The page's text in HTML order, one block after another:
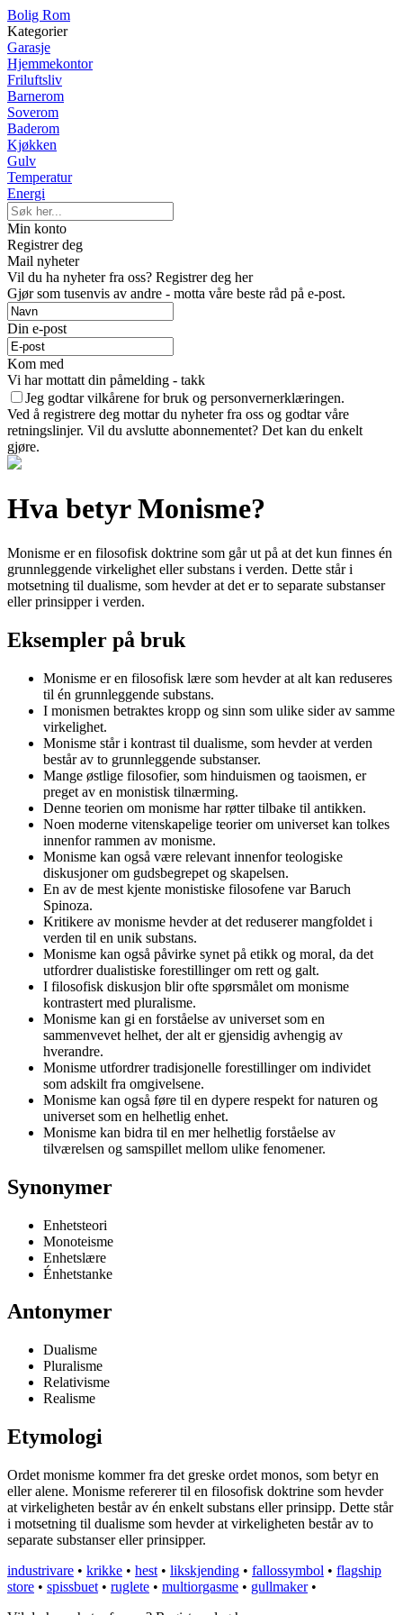
Bolig Rom
Kategorier
Garasje
Hjemmekontor
Friluftsliv
Barnerom
Soverom
Baderom
Kjøkken
Gulv
Temperatur
Energi
Min konto
Registrer deg
Mail nyheter
Vil du ha nyheter fra oss? Registrer deg her
Gjør som tusenvis av andre - motta våre beste råd på e-post.
Din e-post
Kom med
Vi har mottatt din påmelding - takk
Jeg godtar vilkårene for bruk og personvernerklæringen.
Ved å registrere deg mottar du nyheter fra oss og godtar våre
retningslinjer. Vil du avslutte abonnementet? Det kan du enkelt
gjøre.
Hva betyr Monisme?
Monisme er en filosofisk doktrine som går ut på at det kun finnes én
grunnleggende virkelighet eller substans i verden. Dette står i
motsetning til dualisme, som hevder at det er to separate substanser
eller prinsipper i verden.
Eksempler på bruk
Monisme er en filosofisk lære som hevder at alt kan reduseres
til én grunnleggende substans.
I monismen betraktes kropp og sinn som ulike sider av samme
virkelighet.
Monisme står i kontrast til dualisme, som hevder at verden
består av to grunnleggende substanser.
Mange østlige filosofier, som hinduismen og taoismen, er
preget av en monistisk tilnærming.
Denne teorien om monisme har røtter tilbake til antikken.
Noen moderne vitenskapelige teorier om universet kan tolkes
innenfor rammen av monisme.
Monisme kan også være relevant innenfor teologiske
diskusjoner om gudsbegrepet og skapelsen.
En av de mest kjente monistiske filosofene var Baruch
Spinoza.
Kritikere av monisme hevder at det reduserer mangfoldet i
verden til en unik substans.
Monisme kan også påvirke synet på etikk og moral, da det
utfordrer dualistiske forestillinger om rett og galt.
I filosofisk diskusjon blir ofte spørsmålet om monisme
kontrastert med pluralisme.
Monisme kan gi en forståelse av universet som en
sammenvevet helhet, der alt er gjensidig avhengig av
hverandre.
Monisme utfordrer tradisjonelle forestillinger om individet
som adskilt fra omgivelsene.
Monisme kan også føre til en dypere respekt for naturen og
universet som en helhetlig enhet.
Monisme kan bidra til en mer helhetlig forståelse av
tilværelsen og samspillet mellom ulike fenomener.
Synonymer
Enhetsteori
Monoteisme
Enhetslære
Énhetstanke
Antonymer
Dualisme
Pluralisme
Relativisme
Realisme
Etymologi
Ordet monisme kommer fra det greske ordet monos, som betyr en
eller alene. Monisme refererer til en filosofisk doktrine som hevder
at virkeligheten består av én enkelt substans eller prinsipp. Dette står
i motsetning til dualisme som hevder at virkeligheten består av to
separate substanser eller prinsipper.
industrivare • krikke • hest • likskjending • fallossymbol • flagship
store • spissbuet • ruglete • multiorgasme • gullmaker•